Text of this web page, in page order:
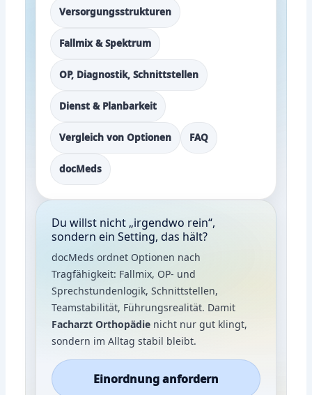
Versorgungsstrukturen
Fallmix & Spektrum
OP, Diagnostik, Schnittstellen
Dienst & Planbarkeit
Vergleich von Optionen FAQ
docMeds
Du willst nicht „irgendwo rein“,
sondern ein Setting, das hält?
docMeds ordnet Optionen nach
Tragfähigkeit: Fallmix, OP- und
Sprechstundenlogik, Schnittstellen,
Teamstabilität, Führungsrealität. Damit
Facharzt Orthopädie nicht nur gut klingt,
sondern im Alltag stabil bleibt.
Einordnung anfordern